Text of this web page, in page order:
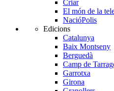
Criar
El món de la
NacióPolis
Edicions
Catalunya
Baix Montseny
Berguedà
Camp de
Garrotxa
Girona